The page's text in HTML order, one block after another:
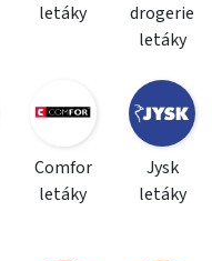
letáky
drogerie
letáky
Comfor
letáky
Jysk
letáky